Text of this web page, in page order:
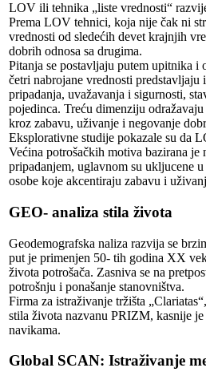
LOV ili tehnika „liste vrednosti“
Prema LOV tehnici, koja nije čak ni
vrednosti od sledećih devet krajnjih
dobrih odnosa sa drugima.
Pitanja se postavljaju putem upitnika i
četri nabrojane vrednosti
pripadanja, uvažavanja i sigurnosti,
pojedinca. Treću dimenziju
kroz zabavu, uživanje i negovanje
Eksplorativne studije pokazale su da
Većina potrošačkih motiva bazirana
pripadanjem, uglavnom su ukljucene
osobe koje akcentiraju zabavu i
GEO- analiza stila života
Geodemografska naliza razvija se
put je primenjen 50- tih godina XX
života potrošača. Zasniva se na
potrošnju i ponašanje stanovništva.
Firma za istraživanje tržišta
stila života nazvanu PRIZM, kasnije
navikama.
Global SCAN: Istraživanje